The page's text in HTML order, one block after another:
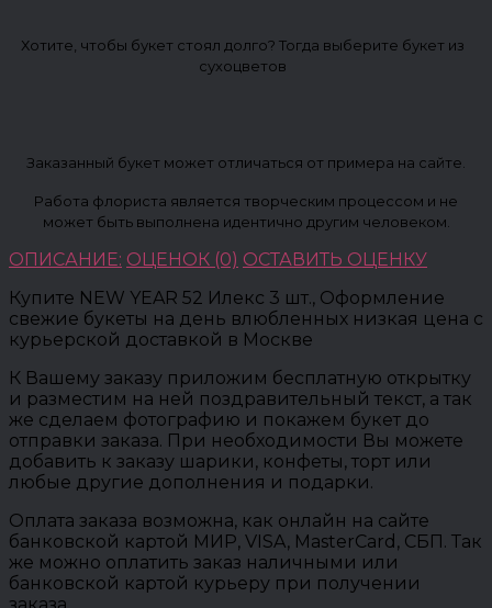
Хотите, чтобы букет стоял долго? Тогда выберите букет из
сухоцветов
Заказанный букет может отличаться от примера на сайте.
Работа флориста является творческим процессом и не
может быть выполнена идентично другим человеком.
ОПИСАНИЕ: ОЦЕНОК (0) ОСТАВИТЬ ОЦЕНКУ
Купите NEW YEAR 52 Илекс 3 шт., Оформление
свежие букеты на день влюбленных низкая цена с
курьерской доставкой в Москве
К Вашему заказу приложим бесплатную открытку
и разместим на ней поздравительный текст, а так
же сделаем фотографию и покажем букет до
отправки заказа. При необходимости Вы можете
добавить к заказу шарики, конфеты, торт или
любые другие дополнения и подарки.
Оплата заказа возможна, как онлайн на сайте
банковской картой МИР, VISA, MasterCard, СБП. Так
же можно оплатить заказ наличными или
банковской картой курьеру при получении